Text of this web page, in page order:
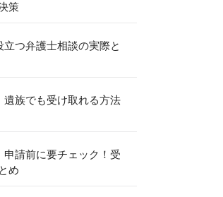
策
立つ弁護士相談の実際と
遺族でも受け取れる方法
申請前に要チェック！受
め